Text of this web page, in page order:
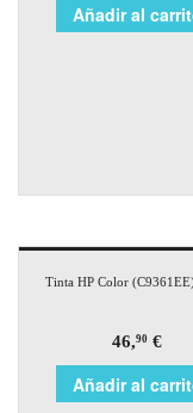
Añadir al
Tinta HP Color
46,90 €
Añadir al